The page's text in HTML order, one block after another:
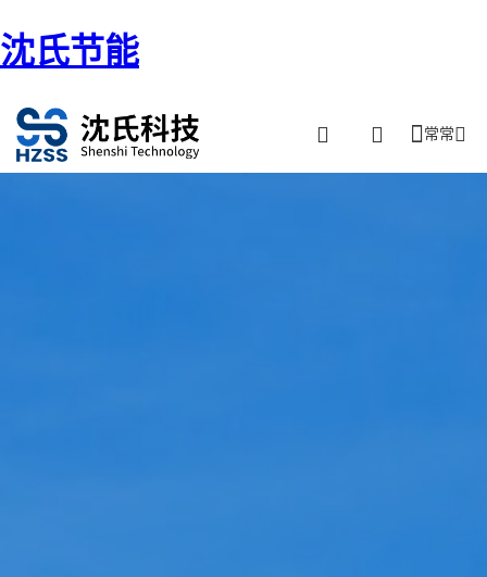
沈氏节能
常常